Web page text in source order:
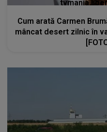
Cum arată Carmen
mâncat desert zilnic în